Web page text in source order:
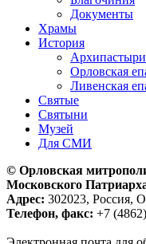
Документы
Храмы
История
Архипастыри
Орловская
Ливенская
Святые
Святыни
Музей
Для СМИ
© Орловская
Московского
Адрес: 302023, Россия,
Телефон, факс: +7